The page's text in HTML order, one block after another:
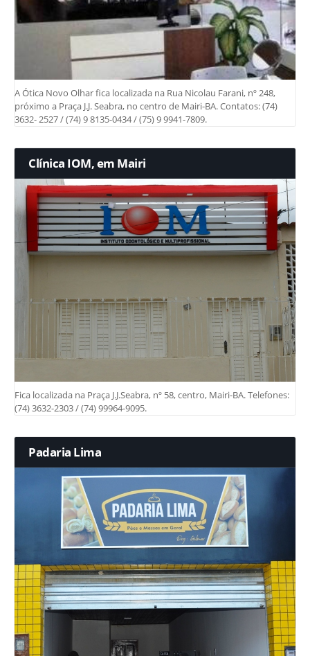
A Ótica Novo Olhar fica localizada na Rua Nicolau Farani, nº 248,
próximo a Praça J.J. Seabra, no centro de Mairi-BA. Contatos: (74)
3632- 2527 / (74) 9 8135-0434 / (75) 9 9941-7809.
Clínica IOM, em Mairi
Fica localizada na Praça J.J.Seabra, nº 58, centro, Mairi-BA. Telefones:
(74) 3632-2303 / (74) 99964-9095.
Padaria Lima